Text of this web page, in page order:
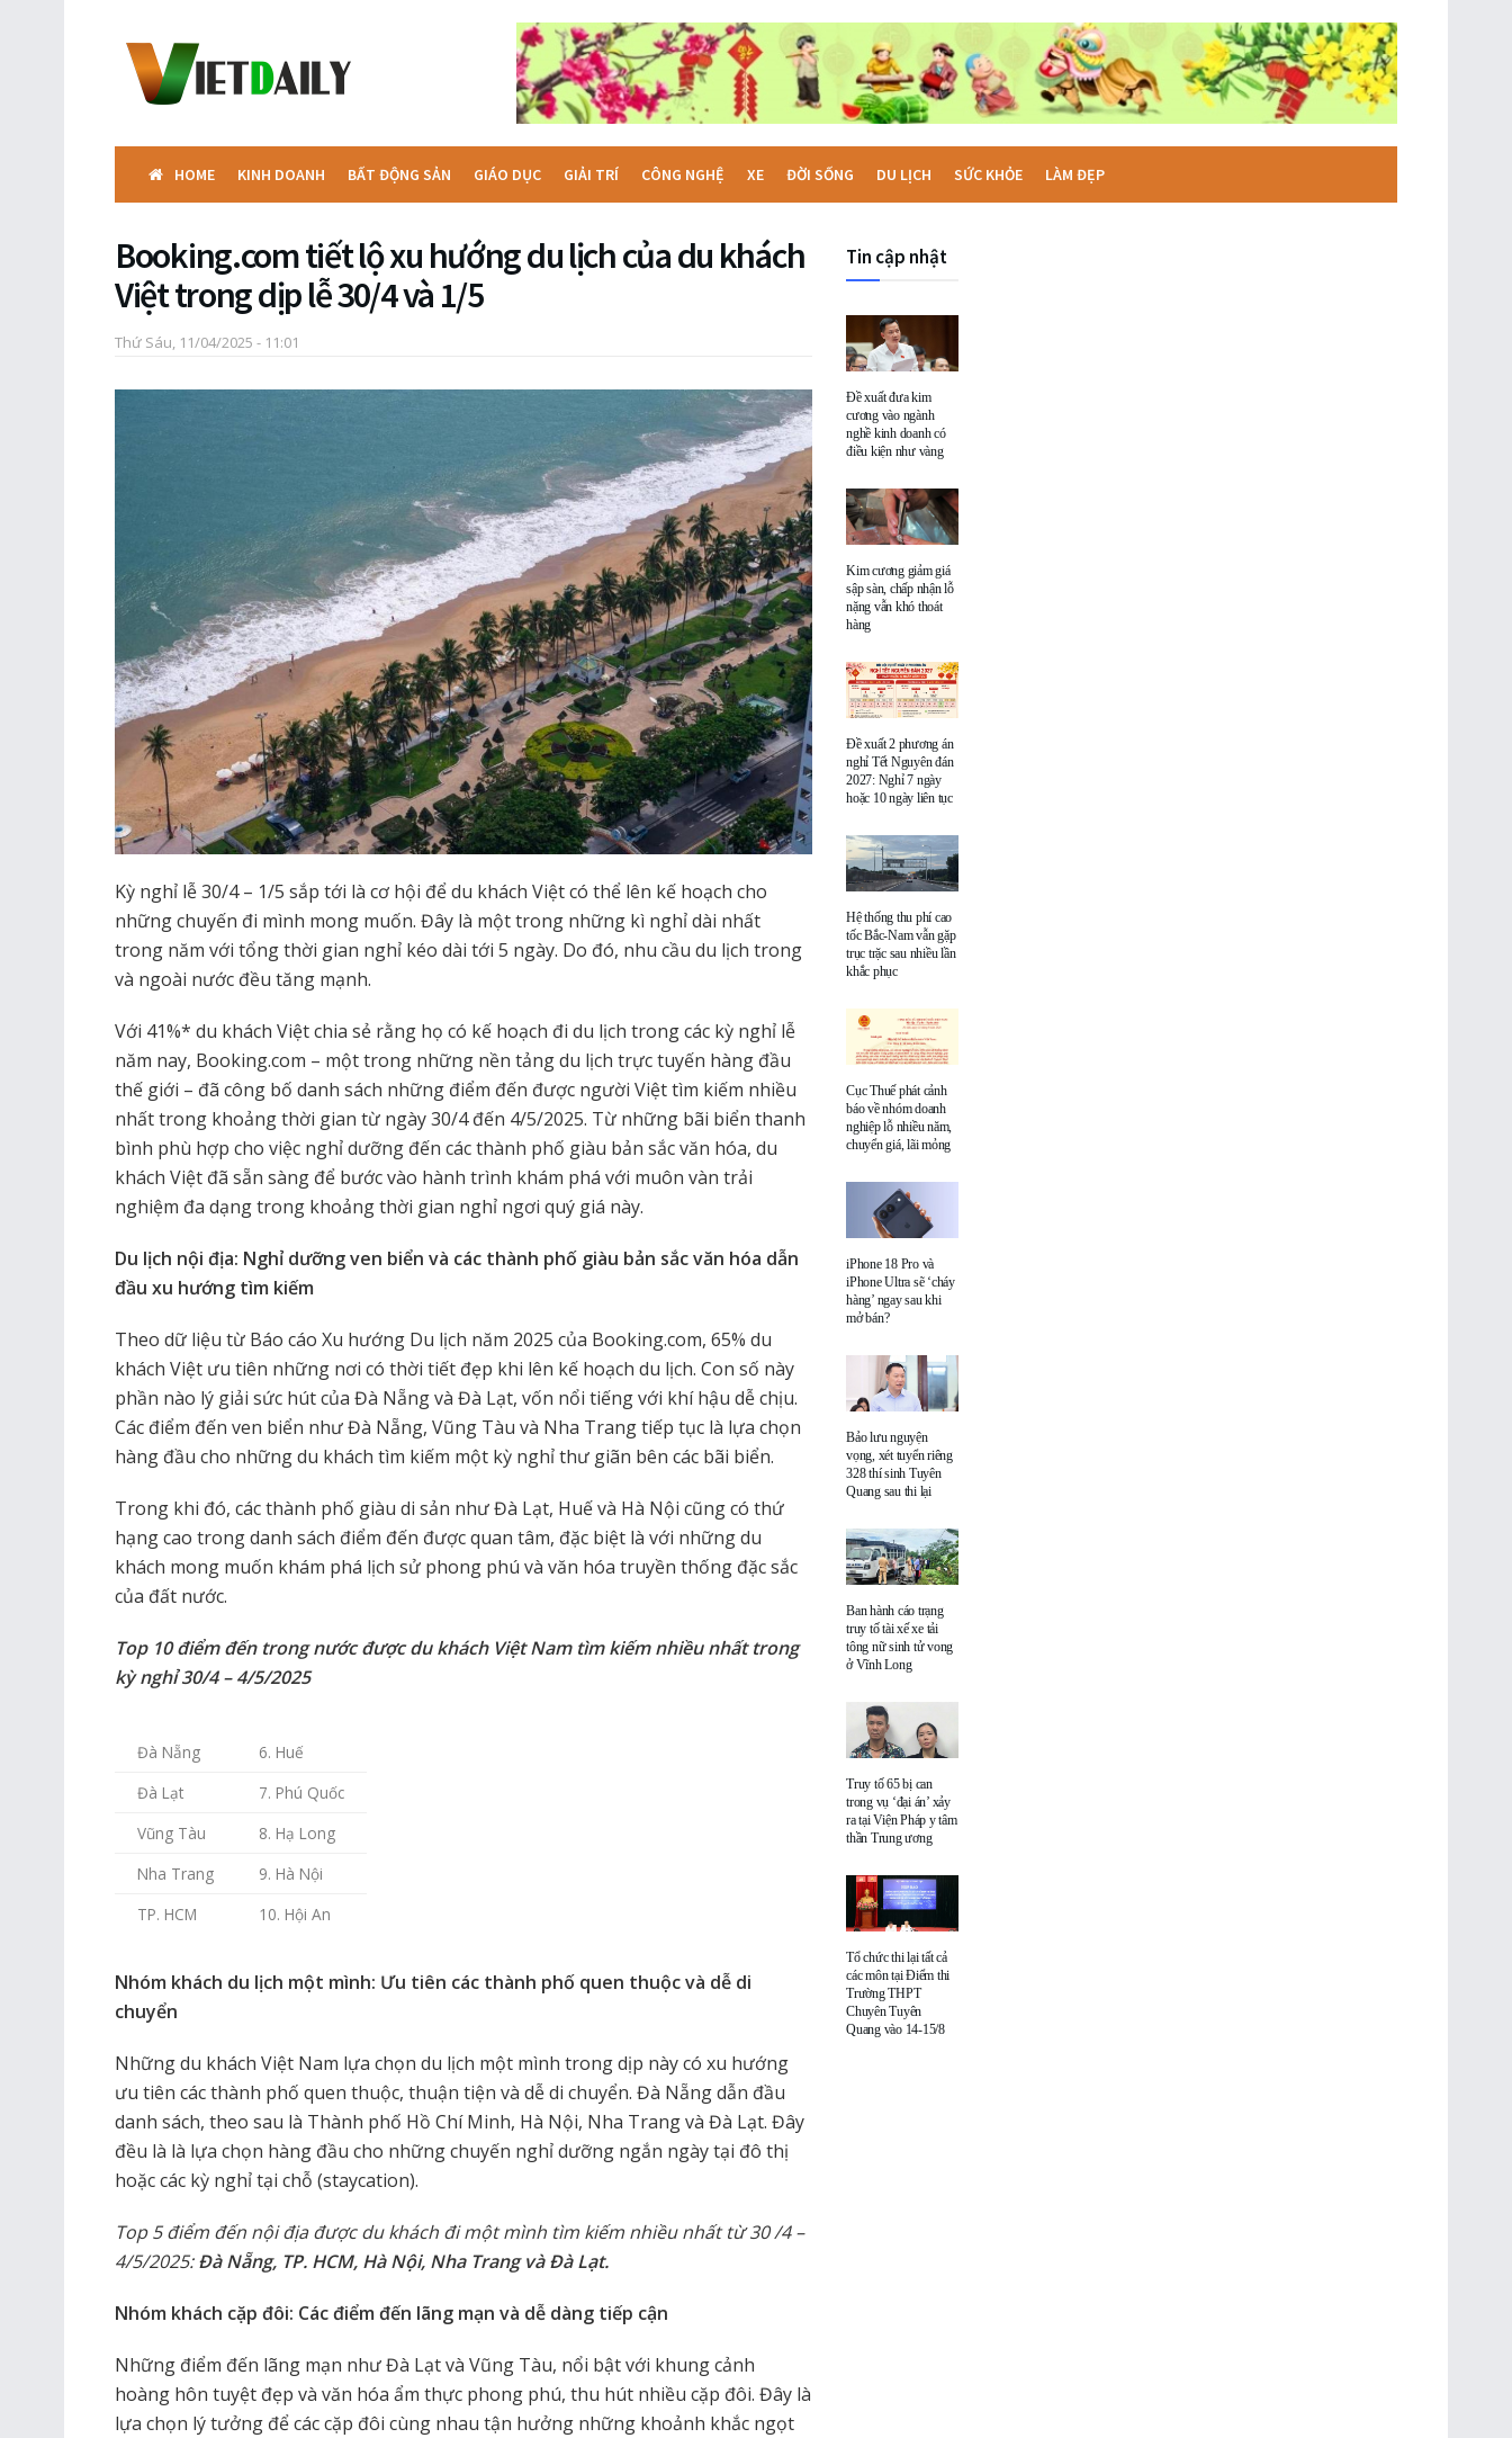
HOME KINH DOANH BẤT ĐỘNG SẢN GIÁO DỤC GIẢI TRÍ CÔNG NGHỆ XE ĐỜI SỐNG DU LỊCH SỨC KHỎE LÀM ĐẸP
Booking.com tiết lộ xu hướng du lịch của du khách
Việt trong dịp lễ 30/4 và 1/5
Thứ Sáu, 11/04/2025 - 11:01
Kỳ nghỉ lễ 30/4 – 1/5 sắp tới là cơ hội để du khách Việt có thể lên kế hoạch cho
những chuyến đi mình mong muốn. Đây là một trong những kì nghỉ dài nhất
trong năm với tổng thời gian nghỉ kéo dài tới 5 ngày. Do đó, nhu cầu du lịch trong
và ngoài nước đều tăng mạnh.
Với 41%* du khách Việt chia sẻ rằng họ có kế hoạch đi du lịch trong các kỳ nghỉ lễ
năm nay, Booking.com – một trong những nền tảng du lịch trực tuyến hàng đầu
thế giới – đã công bố danh sách những điểm đến được người Việt tìm kiếm nhiều
nhất trong khoảng thời gian từ ngày 30/4 đến 4/5/2025. Từ những bãi biển thanh
bình phù hợp cho việc nghỉ dưỡng đến các thành phố giàu bản sắc văn hóa, du
khách Việt đã sẵn sàng để bước vào hành trình khám phá với muôn vàn trải
nghiệm đa dạng trong khoảng thời gian nghỉ ngơi quý giá này.
Du lịch nội địa: Nghỉ dưỡng ven biển và các thành phố giàu bản sắc văn hóa dẫn
đầu xu hướng tìm kiếm
Theo dữ liệu từ Báo cáo Xu hướng Du lịch năm 2025 của Booking.com, 65% du
khách Việt ưu tiên những nơi có thời tiết đẹp khi lên kế hoạch du lịch. Con số này
phần nào lý giải sức hút của Đà Nẵng và Đà Lạt, vốn nổi tiếng với khí hậu dễ chịu.
Các điểm đến ven biển như Đà Nẵng, Vũng Tàu và Nha Trang tiếp tục là lựa chọn
hàng đầu cho những du khách tìm kiếm một kỳ nghỉ thư giãn bên các bãi biển.
Trong khi đó, các thành phố giàu di sản như Đà Lạt, Huế và Hà Nội cũng có thứ
hạng cao trong danh sách điểm đến được quan tâm, đặc biệt là với những du
khách mong muốn khám phá lịch sử phong phú và văn hóa truyền thống đặc sắc
của đất nước.
Top 10 điểm đến trong nước được du khách Việt Nam tìm kiếm nhiều nhất trong
kỳ nghỉ 30/4 – 4/5/2025
Đà Nẵng
6. Huế
Đà Lạt
7. Phú Quốc
Vũng Tàu
8. Hạ Long
Nha Trang
9. Hà Nội
TP. HCM
10. Hội An
Nhóm khách du lịch một mình: Ưu tiên các thành phố quen thuộc và dễ di
chuyển
Những du khách Việt Nam lựa chọn du lịch một mình trong dịp này có xu hướng
ưu tiên các thành phố quen thuộc, thuận tiện và dễ di chuyển. Đà Nẵng dẫn đầu
danh sách, theo sau là Thành phố Hồ Chí Minh, Hà Nội, Nha Trang và Đà Lạt. Đây
đều là là lựa chọn hàng đầu cho những chuyến nghỉ dưỡng ngắn ngày tại đô thị
hoặc các kỳ nghỉ tại chỗ (staycation).
Top 5 điểm đến nội địa được du khách đi một mình tìm kiếm nhiều nhất từ 30 /4 –
4/5/2025:Đà Nẵng, TP. HCM, Hà Nội, Nha Trang và Đà Lạt.
Nhóm khách cặp đôi: Các điểm đến lãng mạn và dễ dàng tiếp cận
Những điểm đến lãng mạn như Đà Lạt và Vũng Tàu, nổi bật với khung cảnh
hoàng hôn tuyệt đẹp và văn hóa ẩm thực phong phú, thu hút nhiều cặp đôi. Đây là
lựa chọn lý tưởng để các cặp đôi cùng nhau tận hưởng những khoảnh khắc ngọt
Tin cập nhật
Đề xuất đưa kim
cương vào ngành
nghề kinh doanh có
điều kiện như vàng
Kim cương giảm giá
sập sàn, chấp nhận lỗ
nặng vẫn khó thoát
hàng
Đề xuất 2 phương án
nghỉ Tết Nguyên đán
2027: Nghỉ 7 ngày
hoặc 10 ngày liên tục
Hệ thống thu phí cao
tốc Bắc-Nam vẫn gặp
trục trặc sau nhiều lần
khắc phục
Cục Thuế phát cảnh
báo về nhóm doanh
nghiệp lỗ nhiều năm,
chuyển giá, lãi mỏng
iPhone 18 Pro và
iPhone Ultra sẽ ‘cháy
hàng’ ngay sau khi
mở bán?
Bảo lưu nguyện
vọng, xét tuyển riêng
328 thí sinh Tuyên
Quang sau thi lại
Ban hành cáo trạng
truy tố tài xế xe tải
tông nữ sinh tử vong
ở Vĩnh Long
Truy tố 65 bị can
trong vụ ‘đại án’ xảy
ra tại Viện Pháp y tâm
thần Trung ương
Tổ chức thi lại tất cả
các môn tại Điểm thi
Trường THPT
Chuyên Tuyên
Quang vào 14-15/8